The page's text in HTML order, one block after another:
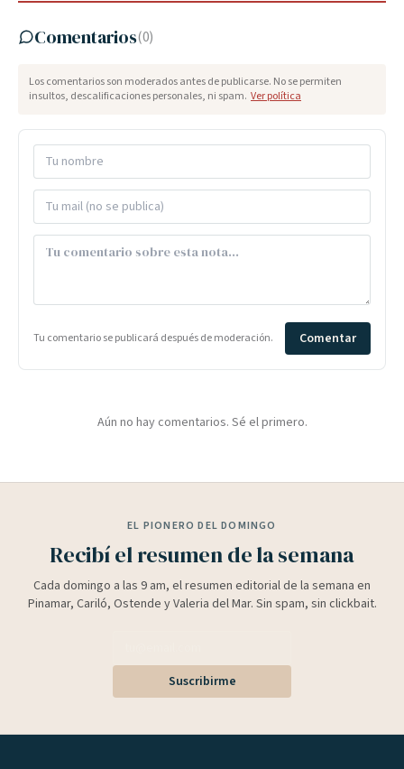
Comentarios(0)
Los comentarios son moderados antes de publicarse. No se permiten
insultos, descalificaciones personales, ni spam. Ver política
Tu comentario se publicará después de moderación. Comentar
Aún no hay comentarios. Sé el primero.
EL PIONERO DEL DOMINGO
Recibí el resumen de la semana
Cada domingo a las 9 am, el resumen editorial de la semana en
Pinamar, Cariló, Ostende y Valeria del Mar. Sin spam, sin clickbait.
Suscribirme